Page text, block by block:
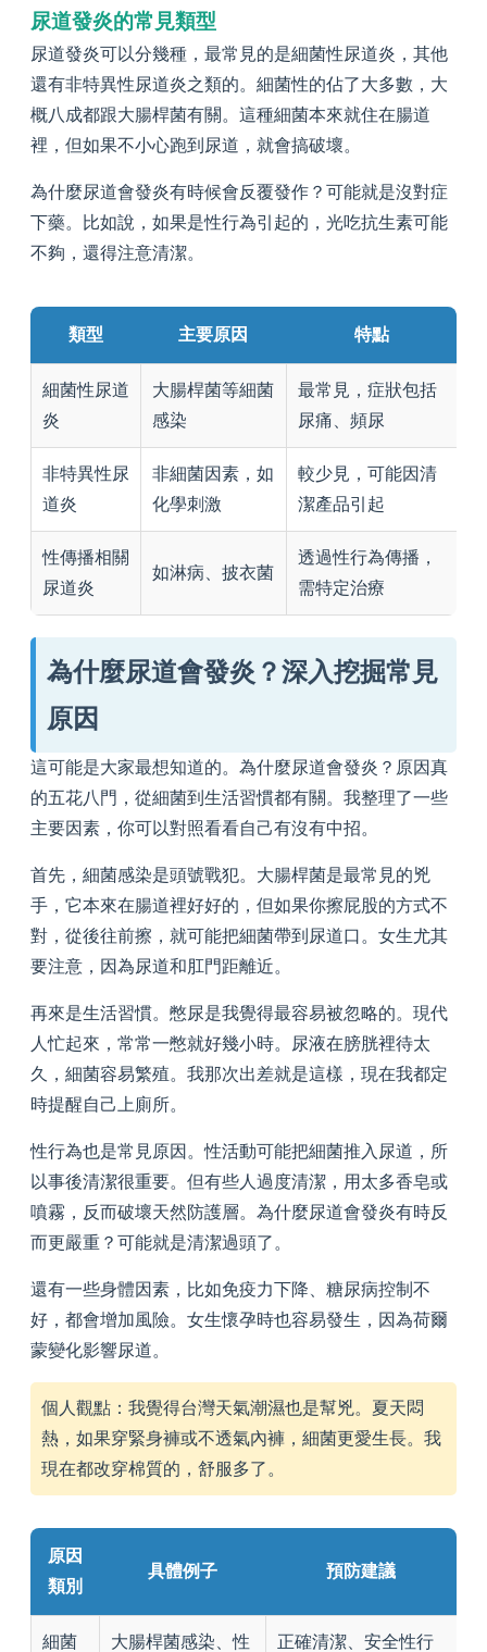
尿道發炎的常見類型
尿道發炎可以分幾種，最常見的是細菌性尿道炎，其他
還有非特異性尿道炎之類的。細菌性的佔了大多數，大
概八成都跟大腸桿菌有關。這種細菌本來就住在腸道
裡，但如果不小心跑到尿道，就會搞破壞。
為什麼尿道會發炎有時候會反覆發作？可能就是沒對症
下藥。比如說，如果是性行為引起的，光吃抗生素可能
不夠，還得注意清潔。
類型 主要原因 特點
細菌性尿道
炎
大腸桿菌等細菌
感染
最常見，症狀包括
尿痛、頻尿
非特異性尿
道炎
非細菌因素，如
化學刺激
較少見，可能因清
潔產品引起
性傳播相關
尿道炎
如淋病、披衣菌
透過性行為傳播，
需特定治療
為什麼尿道會發炎？深入挖掘常見
原因
這可能是大家最想知道的。為什麼尿道會發炎？原因真
的五花八門，從細菌到生活習慣都有關。我整理了一些
主要因素，你可以對照看看自己有沒有中招。
首先，細菌感染是頭號戰犯。大腸桿菌是最常見的兇
手，它本來在腸道裡好好的，但如果你擦屁股的方式不
對，從後往前擦，就可能把細菌帶到尿道口。女生尤其
要注意，因為尿道和肛門距離近。
再來是生活習慣。憋尿是我覺得最容易被忽略的。現代
人忙起來，常常一憋就好幾小時。尿液在膀胱裡待太
久，細菌容易繁殖。我那次出差就是這樣，現在我都定
時提醒自己上廁所。
性行為也是常見原因。性活動可能把細菌推入尿道，所
以事後清潔很重要。但有些人過度清潔，用太多香皂或
噴霧，反而破壞天然防護層。為什麼尿道會發炎有時反
而更嚴重？可能就是清潔過頭了。
還有一些身體因素，比如免疫力下降、糖尿病控制不
好，都會增加風險。女生懷孕時也容易發生，因為荷爾
蒙變化影響尿道。
個人觀點：我覺得台灣天氣潮濕也是幫兇。夏天悶
熱，如果穿緊身褲或不透氣內褲，細菌更愛生長。我
現在都改穿棉質的，舒服多了。
原因
類別
具體例子 預防建議
細菌
大腸桿菌感染、性
正確清潔、安全性行